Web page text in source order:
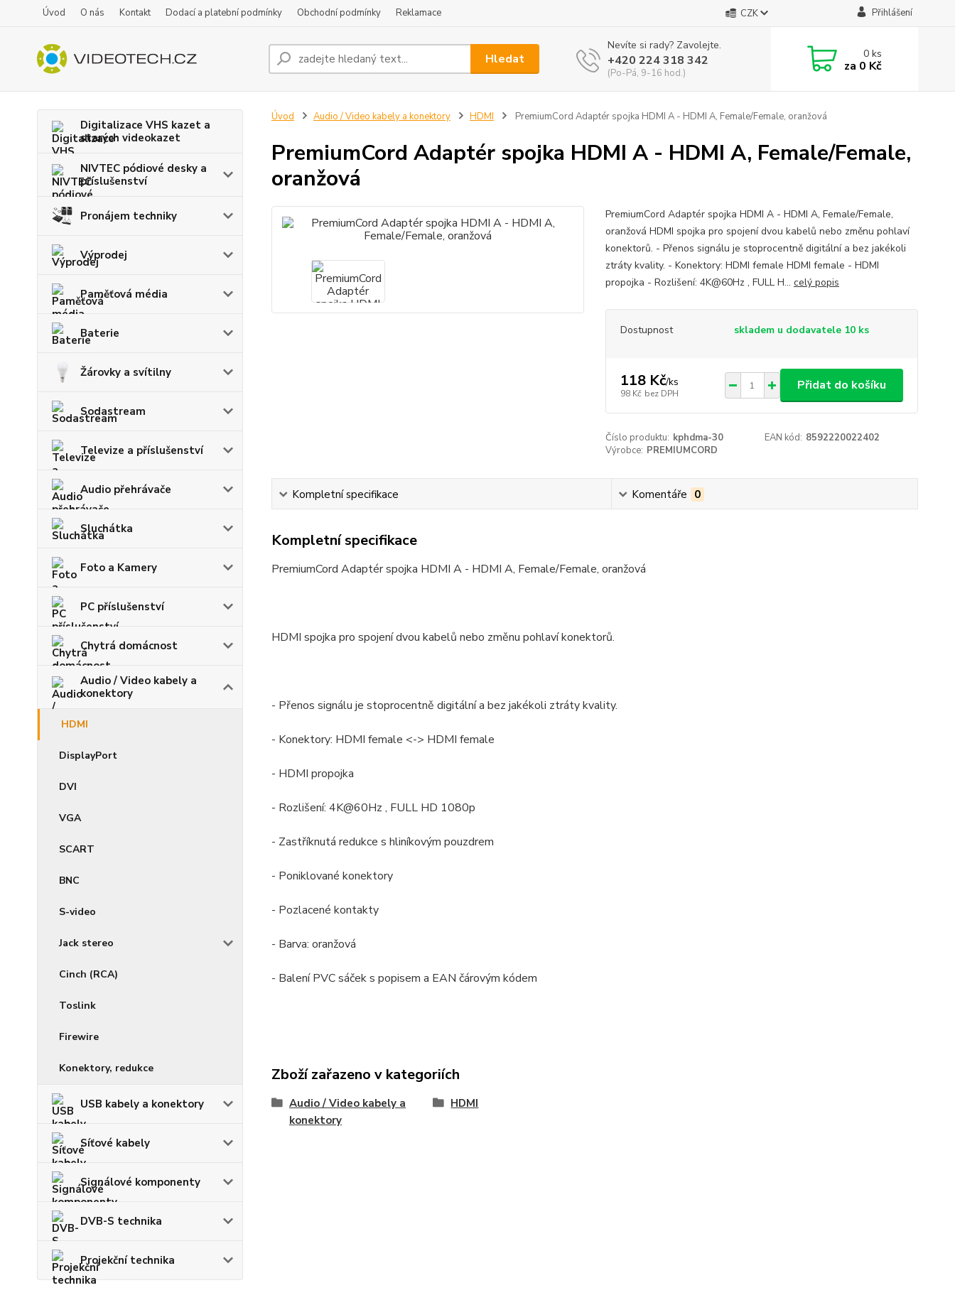
Úvod O nás Kontakt Dodací a platební podmínky Obchodní podmínky Reklamace CZK Přihlášení
Hledat
Nevíte si rady? Zavolejte.
+420 224 318 342
(Po-Pá, 9-16 hod.)
0ks
za 0 Kč
Digitalizace VHS kazet a
starých videokazet
NIVTEC pódiové desky a
příslušenství
Pronájem techniky
Výprodej
Paměťová média
Baterie
Žárovky a svítilny
Sodastream
Televize a příslušenství
Audio přehrávače
Sluchátka
Foto a Kamery
PC příslušenství
Chytrá domácnost
Audio / Video kabely a
konektory
HDMI
DisplayPort
DVI
VGA
SCART
BNC
S-video
Jack stereo
Cinch (RCA)
Toslink
Firewire
Konektory, redukce
USB kabely a konektory
Síťové kabely
Signálové komponenty
DVB-S technika
Projekční technika
Úvod Audio / Video kabely a konektory HDMI PremiumCord Adaptér spojka HDMI A - HDMI A, Female/Female, oranžová
PremiumCord Adaptér spojka HDMI A - HDMI A, Female/Female,
oranžová
PremiumCord Adaptér spojka HDMI A - HDMI A, Female/Female,
oranžová HDMI spojka pro spojení dvou kabelů nebo změnu pohlaví
konektorů. - Přenos signálu je stoprocentně digitální a bez jakékoli
ztráty kvality. - Konektory: HDMI female HDMI female - HDMI
propojka - Rozlišení: 4K@60Hz , FULL H... celý popis
Dostupnost skladem u dodavatele 10 ks
118 Kč/ks
98 Kč bez DPH
Přidat do košíku
Číslo produktu: kphdma-30 EAN kód: 8592220022402
Výrobce: PREMIUMCORD
Kompletní specifikace Komentáře 0
Kompletní specifikace
PremiumCord Adaptér spojka HDMI A - HDMI A, Female/Female, oranžová
HDMI spojka pro spojení dvou kabelů nebo změnu pohlaví konektorů.
- Přenos signálu je stoprocentně digitální a bez jakékoli ztráty kvality.
- Konektory: HDMI female <-> HDMI female
- HDMI propojka
- Rozlišení: 4K@60Hz , FULL HD 1080p
- Zastříknutá redukce s hliníkovým pouzdrem
- Poniklované konektory
- Pozlacené kontakty
- Barva: oranžová
- Balení PVC sáček s popisem a EAN čárovým kódem
Zboží zařazeno v kategoriích
Audio / Video kabely a
konektory
HDMI